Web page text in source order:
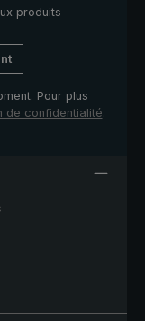
produits
Pour plus
de confidentialité.